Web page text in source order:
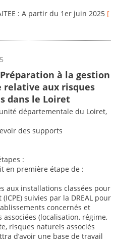
: A partir du 1er juin 2025 [
à la gestion
relative aux risques
dans le Loiret
départementale du Loiret,
des supports
:
en première étape de :
aux installations classées pour
suivies par la DREAL pour
concernés et
(localisation, régime,
risques naturels associés
d’avoir une base de travail